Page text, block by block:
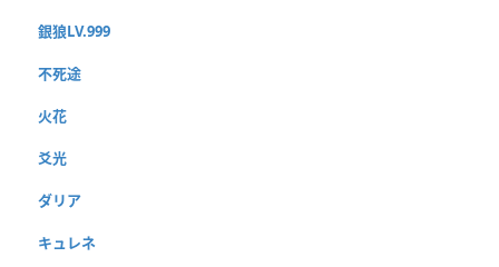
銀狼LV.999
不死途
火花
爻光
ダリア
キュレネ